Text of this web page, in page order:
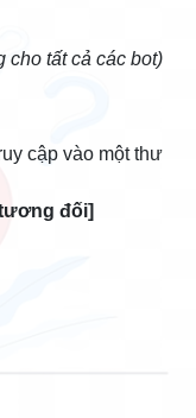
tất cả các bot)
cập vào một thư
đối]